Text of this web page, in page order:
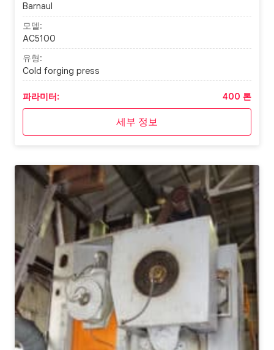
Barnaul
모델:
AC5100
유형:
Cold forging press
파라미터: 400 톤
세부 정보